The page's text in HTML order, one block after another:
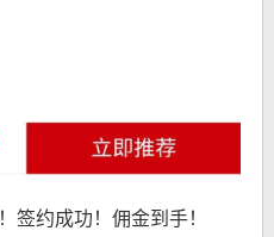
签约成功！佣金到手！